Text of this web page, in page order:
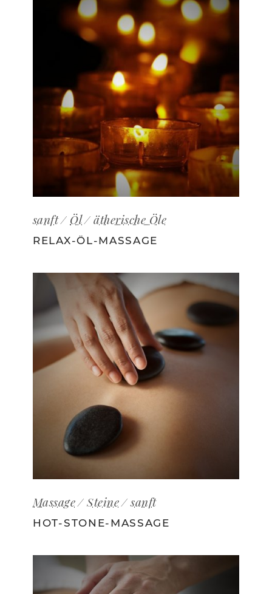
sanft Öl ätherische Öle
RELAX-ÖL-MASSAGE
Massage Steine sanft
HOT-STONE-MASSAGE